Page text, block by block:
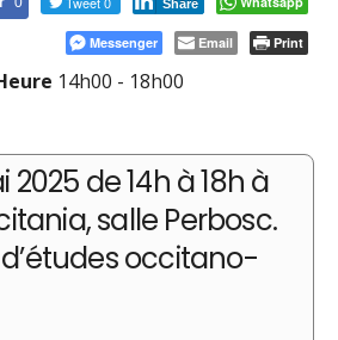
Share
Messenger Email Print
14h00 - 18h00
2025 de 14h à 18h à
salle Perbosc.
occitano-